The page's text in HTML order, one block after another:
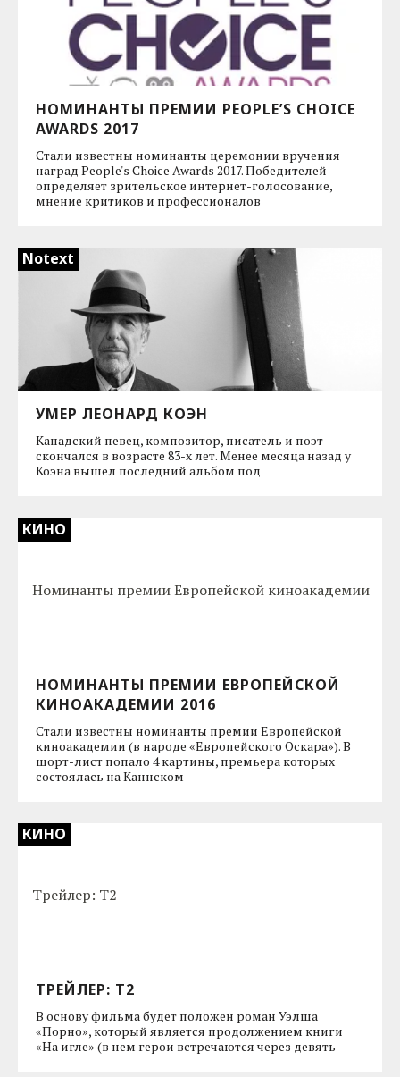
НОМИНАНТЫ ПРЕМИИ PEOPLE’S CHOICE
AWARDS 2017
Стали известны номинанты церемонии вручения
наград People's Choice Awards 2017. Победителей
определяет зрительское интернет-голосование,
мнение критиков и профессионалов
Notext
УМЕР ЛЕОНАРД КОЭН
Канадский певец, композитор, писатель и поэт
скончался в возрасте 83-х лет. Менее месяца назад у
Коэна вышел последний альбом под
КИНО
НОМИНАНТЫ ПРЕМИИ ЕВРОПЕЙСКОЙ
КИНОАКАДЕМИИ 2016
Стали известны номинанты премии Европейской
киноакадемии (в народе «Европейского Оскара»). В
шорт-лист попало 4 картины, премьера которых
состоялась на Каннском
КИНО
ТРЕЙЛЕР: Т2
В основу фильма будет положен роман Уэлша
«Порно», который является продолжением книги
«На игле» (в нем герои встречаются через девять